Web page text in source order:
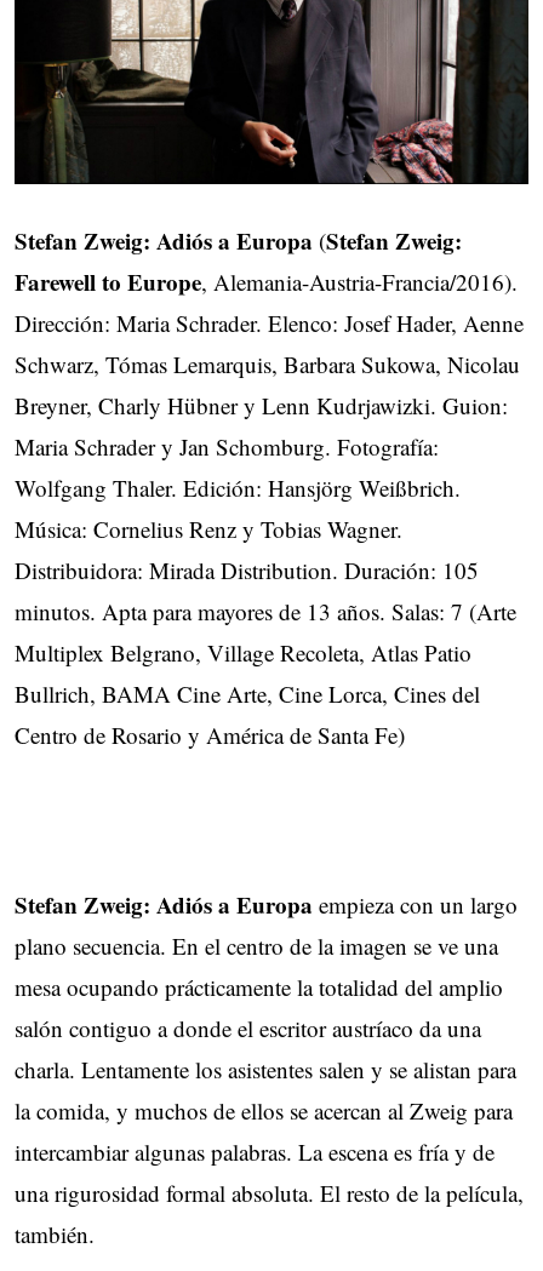
Stefan Zweig: Adiós a Europa (Stefan Zweig:
Farewell to Europe, Alemania-Austria-Francia/2016).
Dirección: Maria Schrader. Elenco: Josef Hader, Aenne
Schwarz, Tómas Lemarquis, Barbara Sukowa, Nicolau
Breyner, Charly Hübner y Lenn Kudrjawizki. Guion:
Maria Schrader y Jan Schomburg. Fotografía:
Wolfgang Thaler. Edición: Hansjörg Weißbrich.
Música: Cornelius Renz y Tobias Wagner.
Distribuidora: Mirada Distribution. Duración: 105
minutos. Apta para mayores de 13 años. Salas: 7 (Arte
Multiplex Belgrano, Village Recoleta, Atlas Patio
Bullrich, BAMA Cine Arte, Cine Lorca, Cines del
Centro de Rosario y América de Santa Fe)
Stefan Zweig: Adiós a Europa empieza con un largo
plano secuencia. En el centro de la imagen se ve una
mesa ocupando prácticamente la totalidad del amplio
salón contiguo a donde el escritor austríaco da una
charla. Lentamente los asistentes salen y se alistan para
la comida, y muchos de ellos se acercan al Zweig para
intercambiar algunas palabras. La escena es fría y de
una rigurosidad formal absoluta. El resto de la película,
también.